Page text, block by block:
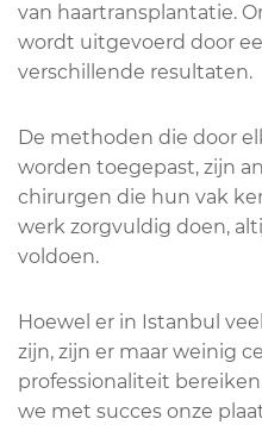
van haartransplantatie.
wordt uitgevoerd door
verschillende resultaten.
De methoden die door
worden toegepast, zijn
chirurgen die hun vak
werk zorgvuldig doen,
voldoen.
Hoewel er in Istanbul
zijn, zijn er maar weinig
professionaliteit
we met succes onze